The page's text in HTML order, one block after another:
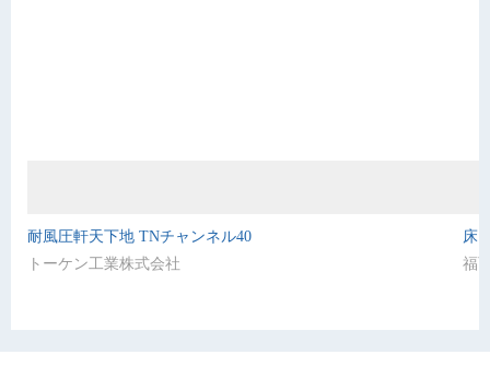
耐風圧軒天下地 TNチャンネル40
トーケン工業株式会社
床
福